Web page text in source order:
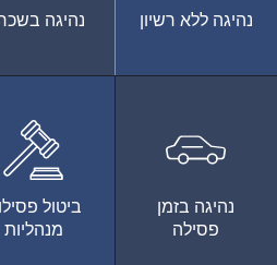
נהיגה ללא רשיון נהיגה
נהיגה בזמן
פסילה
ביטול
מנהליות